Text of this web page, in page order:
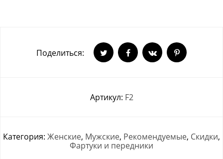
Поделиться:
Артикул: F2
Категория: Женские, Мужские, Рекомендуемые, Скидки,
Фартуки и передники